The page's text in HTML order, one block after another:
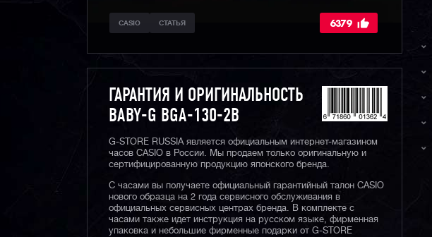
CASIO СТАТЬЯ 6379
ГАРАНТИЯ И ОРИГИНАЛЬНОСТЬ
BABY-G BGA-130-2B
G-STORE RUSSIA является официальным интернет-магазином
часов CASIO в России. Мы продаем только оригинальную и
сертифицированную продукцию японского бренда.
С часами вы получаете официальный гарантийный талон CASIO
нового образца на 2 года сервисного обслуживания в
официальных сервисных центрах бренда. В комплекте с
часами также идет инструкция на русском языке, фирменная
упаковка и небольшие фирменные подарки от G-STORE